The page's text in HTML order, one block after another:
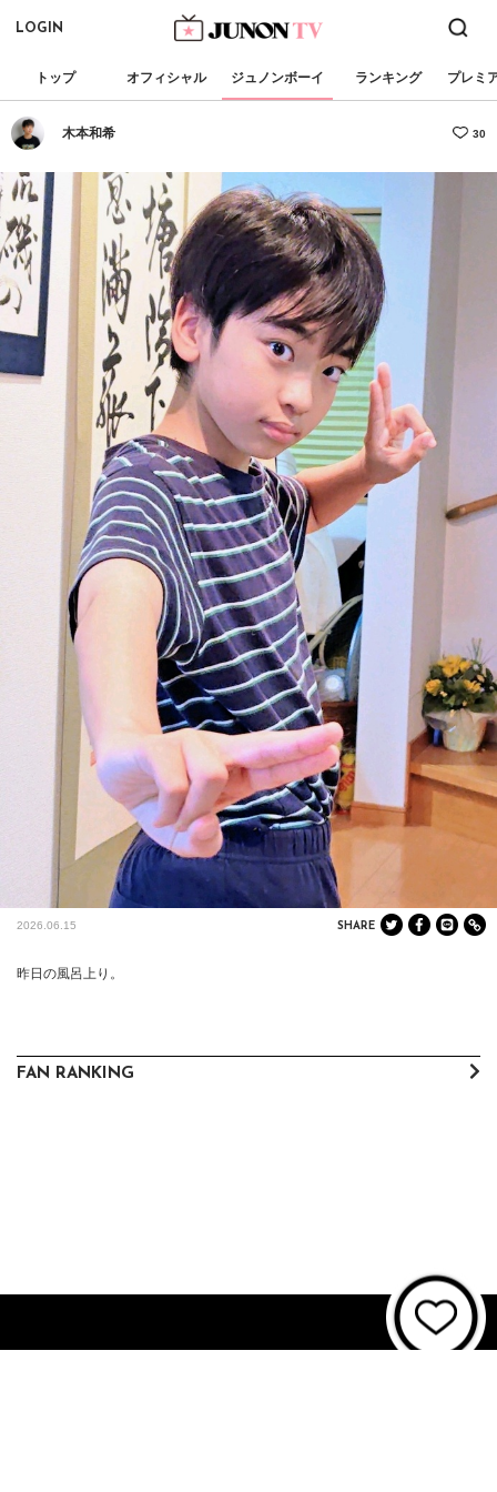
LOGIN
トップ オフィシャル ジュノンボーイ ランキング プレミ
木本和希 30
2026.06.15 SHARE
昨日の風呂上り。
FAN RANKING
About JUNON TV お問い合わせ FAQ 利用規約
個人情報保護方針